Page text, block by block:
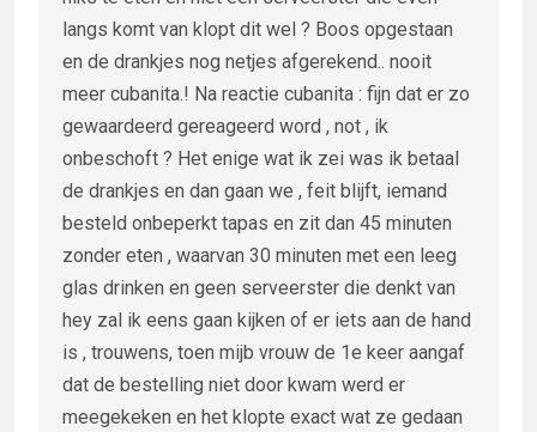
langs komt van klopt dit wel ? Boos opgestaan
en de drankjes nog netjes afgerekend.. nooit
meer cubanita.! Na reactie cubanita : fijn dat er zo
gewaardeerd gereageerd word , not , ik
onbeschoft ? Het enige wat ik zei was ik betaal
de drankjes en dan gaan we , feit blijft, iemand
besteld onbeperkt tapas en zit dan 45 minuten
zonder eten , waarvan 30 minuten met een leeg
glas drinken en geen serveerster die denkt van
hey zal ik eens gaan kijken of er iets aan de hand
is , trouwens, toen mijb vrouw de 1e keer aangaf
dat de bestelling niet door kwam werd er
meegekeken en het klopte exact wat ze gedaan